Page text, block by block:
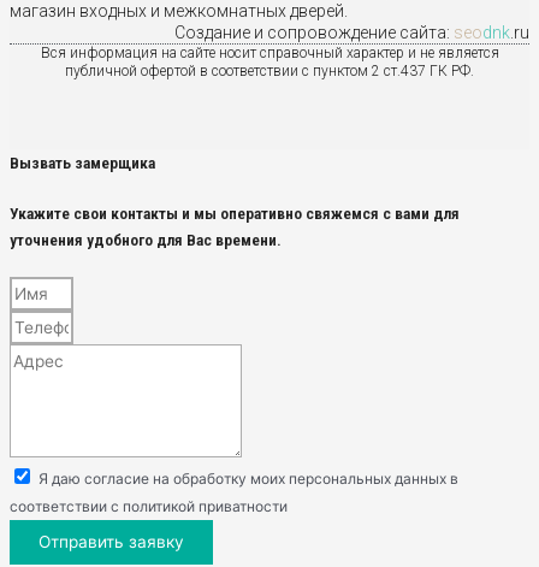
магазин входных и межкомнатных дверей.
Создание и сопровождение сайта: seodnk .ru
Вся информация на сайте носит справочный характер и не является
публичной офертой в соответствии с пунктом 2 ст.437 ГК РФ.
Вызвать замерщика
Укажите свои контакты и мы оперативно свяжемся с вами для
уточнения удобного для Вас времени.
Я даю согласие на обработку моих персональных данных в
соответствии с политикой приватности
Отправить заявку